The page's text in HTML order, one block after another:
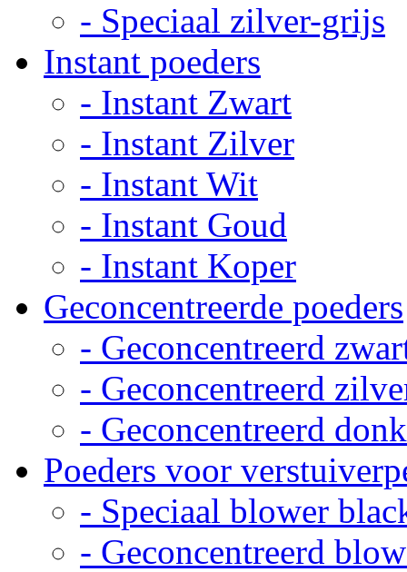
- Speciaal zilver-grijs
Instant poeders
- Instant Zwart
- Instant Zilver
- Instant Wit
- Instant Goud
- Instant Koper
Geconcentreerde poeders
- Geconcentreerd
- Geconcentreerd
- Geconcentreerd
Poeders voor
- Speciaal blower
- Geconcentreerd